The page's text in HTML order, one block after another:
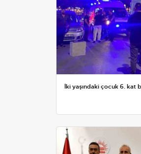
İki yaşındaki çocuk 6. kat